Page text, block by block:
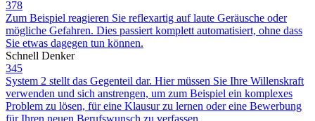
378
Zum Beispiel reagieren Sie reflexartig auf laute Geräusche oder
mögliche Gefahren. Dies passiert komplett automatisiert, ohne dass
Sie etwas dagegen tun können.
Schnell Denker
345
System 2 stellt das Gegenteil dar. Hier müssen Sie Ihre Willenskraft
verwenden und sich anstrengen, um zum Beispiel ein komplexes
Problem zu lösen, für eine Klausur zu lernen oder eine Bewerbung
für Ihren neuen Berufswunsch zu verfassen.